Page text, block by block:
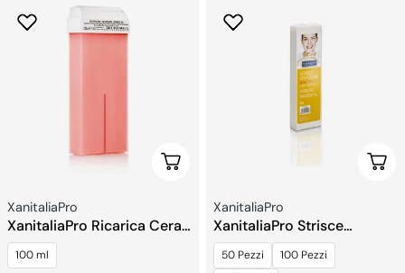
Scegli Le Opzioni
Venditore:
XanitaliaPro
XanitaliaPro Ricarica Cera
Roll-on
100 ml
Venditore:
XanitaliaPro
XanitaliaPro Strisce
Depilatorie in Tessuto Non
Tessuto
50 Pezzi
100 Pezzi